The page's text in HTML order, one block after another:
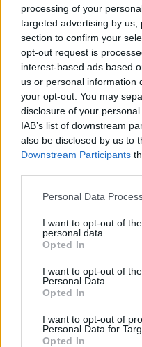
processing of your
targeted advertising by
section to confirm your
opt-out request is
interest-based ads based
us or personal information
your opt-out. You may
disclosure of your
IAB’s list of downstream
also be disclosed by us to
Downstream Participants
Personal Data
I want to opt-out of
personal data.
Opted In
I want to opt-out of
Personal Data.
Opted In
I want to opt-out of
Personal Data for
Opted In
των
04/
ΛΣΑ
για
03/
της